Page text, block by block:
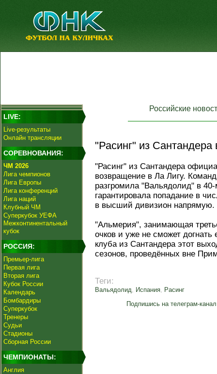
LIVE:
Live-результаты
Онлайн трансляции
СОРЕВНОВАНИЯ:
ЧМ 2026
Лига чемпионов
Лига Европы
Лига конференций
Лига наций
Клубный ЧМ
Суперкубок УЕФА
Межконтинентальный
кубок
РОССИЯ:
Премьер-лига
Первая лига
Вторая лига
Кубок России
Календарь
Бомбардиры
Суперкубок
Тренеры
Судьи
Стадионы
Сборная России
ЧЕМПИОНАТЫ:
Англия
Российские
"Расинг" из Сантандера
"Расинг" из Сантандера
возвращение в Ла Лигу.
разгромила "Вальядолид" в
гарантировала попадание в
в высший дивизион напрямую.
"Альмерия", занимающая
очков и уже не сможет
клуба из Сантандера этот
сезонов, проведённых вне
Теги:
Вальядолид, Испания, Расинг
Подпишись на телеграм-